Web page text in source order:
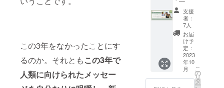
この3年をなかったことにす
るのか。それともこの3年で
人類に向けられたメッセー
ご案内
はお
メール
にてお
送りさ
せてい
ただき
ます。
※購入後
のチ
定
～ 宿泊
～
8:30
近
隣のパ
ン屋さ
んで朝
食
10:00
朝
ジュー
ル＞
12:00
小淵沢
駅集合
（車で
お越し
の方は
ヒュッ
ゲの森
EE」を
開業。
（株）
渡辺潤
平社：
https://
www.w
atanab
ejunpei.
jp/ のほ
上の安
定に成
功。
zoom面
談を24
時間365
日完全
自動化
させる
「teban
asuシス
会社代
表取締
役 『し
あわせ
を感じ
られる
社会を
つく
る』を
vision
吉村知
子さん
irodori
Brandin
g株式会
社代表
取締役/
村本彩
【吉村
知子さ
う場合
は
ヒュッ
ゲの森
にて実
施。
（ヒュ
ッゲの
森で実
施する
ます。
※ご予約
状況に
より、
ご希望
のお部
屋での
ご案内
が難し
スも利
用可能
です。
※日程の
予約や
ご利用
のご案
内は8月
上旬
頃、
ト企画
す。 本
音にピ
ントを
合わる
セルフ
チュー
ニング
を体験
己表現
できる
私に変
わる
八ヶ岳
リト
リート
合宿 ＜
イベン
ト内容
20（金
）】7名
限定！
一棟貸
し切
り！リ
トリー
ト企画
（川村
聡子さ
支援
者：
7人
お届
け予
定：
2023
年10
月
こ
の
リ
タ
ー